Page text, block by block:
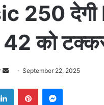
250
को
SendSeptember 22, 2025
LinkedInPinterestMessenger